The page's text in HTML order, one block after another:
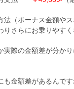
法（ボーナス金額や
りさらにお乗りやす
実際の金額差が分か
も金額差があるんで